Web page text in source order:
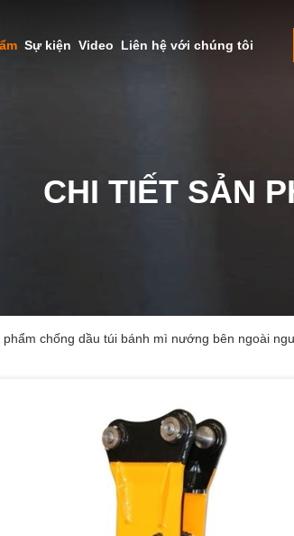
Sự kiện Video Liên hệ với chúng tôi
CHI TIẾT SẢN
chống dầu túi bánh mì nướng bên ngoài